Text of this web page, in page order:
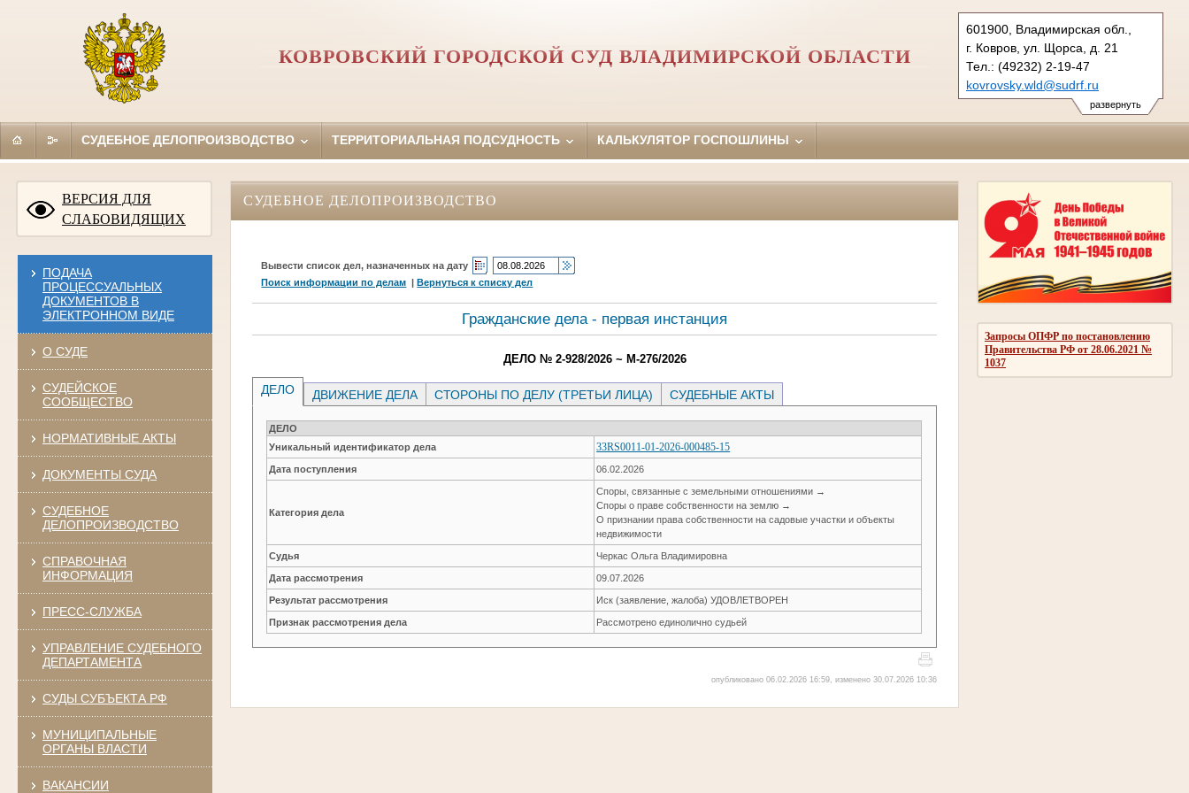
развернуть
601900, Владимирская обл.,
г. Ковров, ул. Щорса, д. 21
Тел.: (49232) 2-19-47
kovrovsky.wld@sudrf.ru
КОВРОВСКИЙ ГОРОДСКОЙ СУД ВЛАДИМИРСКОЙ ОБЛАСТИ
СУДЕБНОЕ ДЕЛОПРОИЗВОДСТВО ТЕРРИТОРИАЛЬНАЯ ПОДСУДНОСТЬ КАЛЬКУЛЯТОР ГОСПОШЛИНЫ
ВЕРСИЯ ДЛЯ
СЛАБОВИДЯЩИХ
ПОДАЧА
ПРОЦЕССУАЛЬНЫХ
ДОКУМЕНТОВ В
ЭЛЕКТРОННОМ ВИДЕ
О СУДЕ
СУДЕЙСКОЕ
СООБЩЕСТВО
НОРМАТИВНЫЕ АКТЫ
ДОКУМЕНТЫ СУДА
СУДЕБНОЕ
ДЕЛОПРОИЗВОДСТВО
СПРАВОЧНАЯ
ИНФОРМАЦИЯ
ПРЕСС-СЛУЖБА
УПРАВЛЕНИЕ СУДЕБНОГО
ДЕПАРТАМЕНТА
СУДЫ СУБЪЕКТА РФ
МУНИЦИПАЛЬНЫЕ
ОРГАНЫ ВЛАСТИ
ВАКАНСИИ
Запросы ОПФР по постановлению
Правительства РФ от 28.06.2021 №
1037
СУДЕБНОЕ ДЕЛОПРОИЗВОДСТВО
Вывести список дел, назначенных на дату
Поиск информации по делам |Вернуться к списку дел
Гражданские дела - первая инстанция
ДЕЛО № 2-928/2026 ~ М-276/2026
ДЕЛО ДВИЖЕНИЕ ДЕЛА СТОРОНЫ ПО ДЕЛУ (ТРЕТЬИ ЛИЦА) СУДЕБНЫЕ АКТЫ
ДЕЛО
Уникальный идентификатор дела
33RS0011-01-2026-000485-15
Дата поступления 06.02.2026
Категория дела
Споры, связанные с земельными отношениями →
Споры о праве собственности на землю →
О признании права собственности на садовые участки и объекты
недвижимости
Судья Черкас Ольга Владимировна
Дата рассмотрения 09.07.2026
Результат рассмотрения Иск (заявление, жалоба) УДОВЛЕТВОРЕН
Признак рассмотрения дела Рассмотрено единолично судьей
опубликовано 06.02.2026 16:59, изменено 30.07.2026 10:36